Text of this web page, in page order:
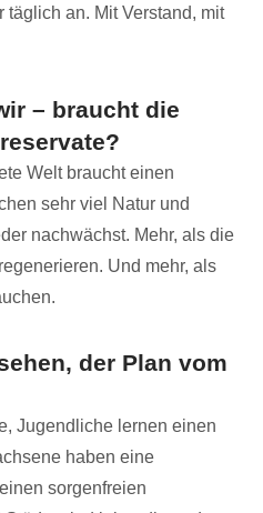
an. Mit Verstand, mit
– braucht die
Welt braucht einen
sehr viel Natur und
nachwächst. Mehr, als die
Und mehr, als
der Plan vom
Jugendliche lernen einen
haben eine
sorgenfreien